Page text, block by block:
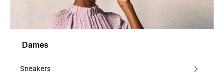
Dames
Sneakers